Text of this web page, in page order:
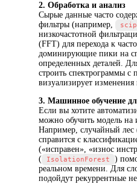
2. Обработка и анализ
Сырые данные часто
фильтры (например,
низкочастотной
(FFT) для перехода к
доминирующие пики на
определенных деталей.
строить спектрограммы
визуализирует
3. Машинное обучение
Если вы хотите
можно обучить модель на
Например, случайный лес
справится с
(«исправен», «износ
(
IsolationForest
)
реальном времени. Для
подойдут рекуррентные